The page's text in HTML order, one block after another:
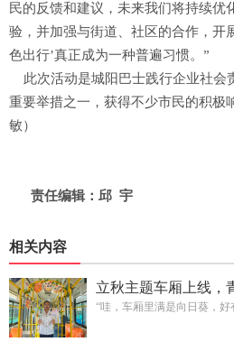
民的反馈和建议，未来我们将持续优
验，并加强与街道、社区的合作，开
色出行’真正成为一种普遍习惯。”
此次活动是城阳巴士践行企业社会
重要举措之一，获得不少市民的积极
敏）
责任编辑：邱 宇
相关内容
立秋主题车厢上线，
意浓”
“哇，车厢里满是向日葵，